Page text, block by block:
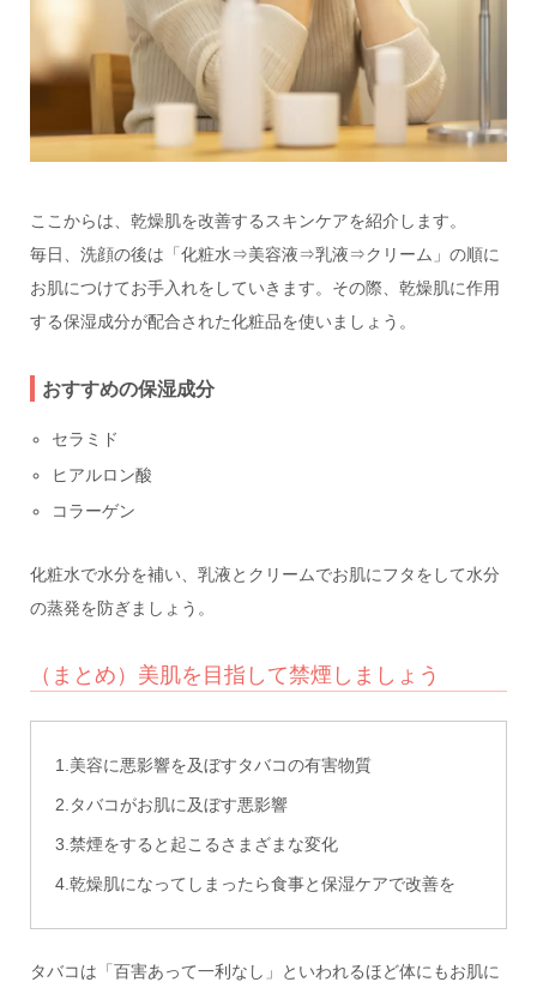
ここからは、乾燥肌を改善するスキンケアを紹介します。
毎日、洗顔の後は「化粧水⇒美容液⇒乳液⇒クリーム」の順に
お肌につけてお手入れをしていきます。その際、乾燥肌に作用
する保湿成分が配合された化粧品を使いましょう。
おすすめの保湿成分
セラミド
ヒアルロン酸
コラーゲン
化粧水で水分を補い、乳液とクリームでお肌にフタをして水分
の蒸発を防ぎましょう。
（まとめ）美肌を目指して禁煙しましょう
1.美容に悪影響を及ぼすタバコの有害物質
2.タバコがお肌に及ぼす悪影響
3.禁煙をすると起こるさまざまな変化
4.乾燥肌になってしまったら食事と保湿ケアで改善を
タバコは「百害あって一利なし」といわれるほど体にもお肌に